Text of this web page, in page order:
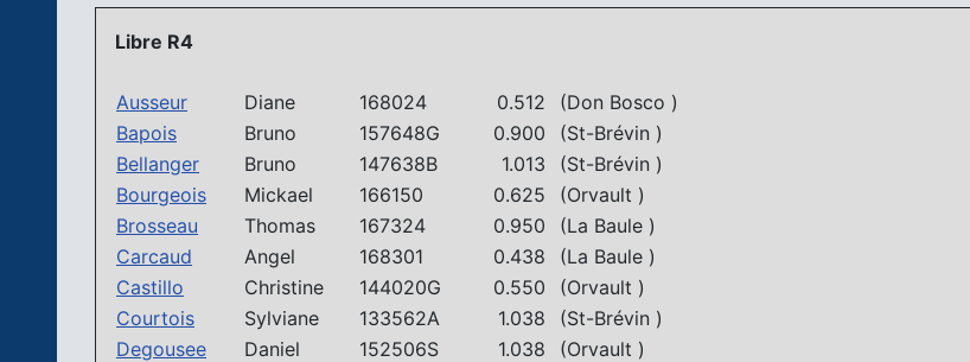
Libre R4
Ausseur Diane 168024 0.512
(Don Bosco )
Bapois
Bruno 157648G 0.900
(St-Brévin )
Bellanger
Bruno 147638B 1.013
(St-Brévin )
Bourgeois
Mickael 166150 0.625
(Orvault )
Brosseau
Thomas 167324 0.950
(La Baule )
Carcaud
Angel 168301 0.438
(La Baule )
Castillo
Christine 144020G 0.550
(Orvault )
Courtois
Sylviane 133562A 1.038
(St-Brévin )
Degousee
Daniel 152506S 1.038
(Orvault )